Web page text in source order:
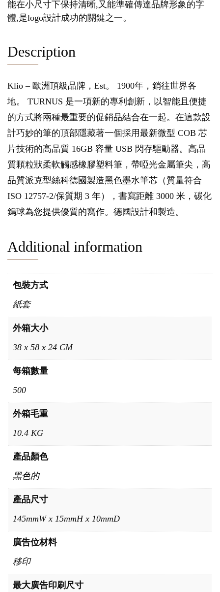
能在小尺寸下保持清晰,又能準確傳達品牌形象的字
體,是logo設計成功的關鍵之一。
Description
Klio – 歐洲頂級品牌，Est。 1900年，銷往世界各
地。 TURNUS 是一項新的專利創新，以智能且便捷
的方式將兩種最重要的促銷品結合在一起。在這款設
計巧妙的筆的頂部隱藏著一個採用最新微型 COB 芯
片技術的高品質 16GB 容量 USB 閃存驅動器。高品
質顆粒狀柔軟觸感橡膠塑料筆，帶啞光金屬筆尖，高
品質派克型絲科德國製造黑色墨水筆芯（質量符合
ISO 12757-2/保質期 3 年），書寫距離 3000 米，碳化
鎢球為您提供優質的寫作。德國設計和製造。
Additional information
包裝方式
紙套
外箱大小
38 x 58 x 24 CM
每箱數量
500
外箱毛重
10.4 KG
產品顏色
黑色的
產品尺寸
145mmW x 15mmH x 10mmD
廣告位材料
移印
最大廣告印刷尺寸